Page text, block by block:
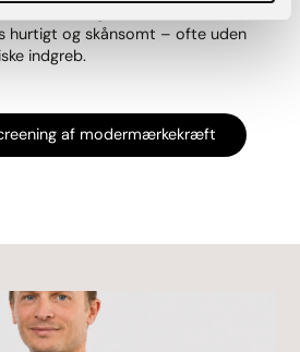
hurtigt og skånsomt – ofte uden
indgreb.
af modermærkekræft